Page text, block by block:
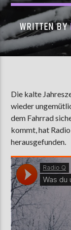
AKTUELLER TRACK
WOULD I BE
DAVINA MICHELLE
AKTUELLE SENDUNG
19:00
ZU HÖREN IN
WRITTEN BY
Die kalte
wieder
dem Fahrrad
kommt, hat
herausgefunden.